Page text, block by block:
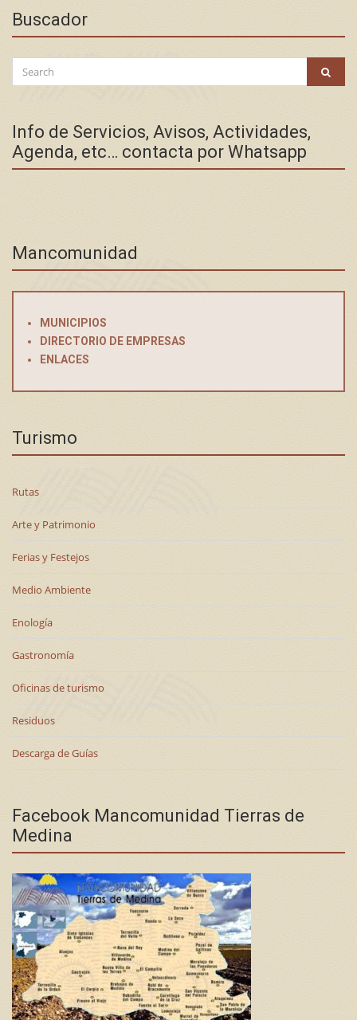
Buscador
for:
Info de Servicios, Avisos, Actividades,
Agenda, etc… contacta por Whatsapp
Mancomunidad
MUNICIPIOS
DIRECTORIO DE EMPRESAS
ENLACES
Turismo
Rutas
Arte y Patrimonio
Ferias y Festejos
Medio Ambiente
Enología
Gastronomía
Oficinas de turismo
Residuos
Descarga de Guías
Facebook Mancomunidad Tierras de
Medina